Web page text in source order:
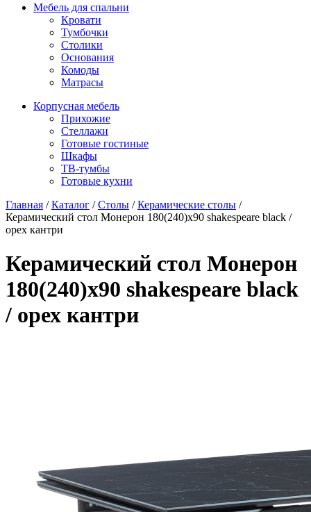
Мебель для спальни
Кровати
Тумбочки
Столики
Основания
Комоды
Матрасы
Корпусная мебель
Прихожие
Стеллажи
Готовые гостиные
Шкафы
ТВ-тумбы
Готовые кухни
Главная /Каталог /Столы /Керамические столы /
Керамический стол Монерон 180(240)x90 shakespeare black /
орех кантри
Керамический стол Монерон
180(240)x90 shakespeare black
/ орех кантри